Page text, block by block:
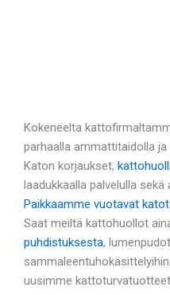
Kokeneelta
parhaalla ammattitaidolla
Katon korjaukset,
laadukkaalla palvelulla
Paikkaamme vuotavat katot
Saat meiltä kattohuollot
puhdistuksesta,
uusimme